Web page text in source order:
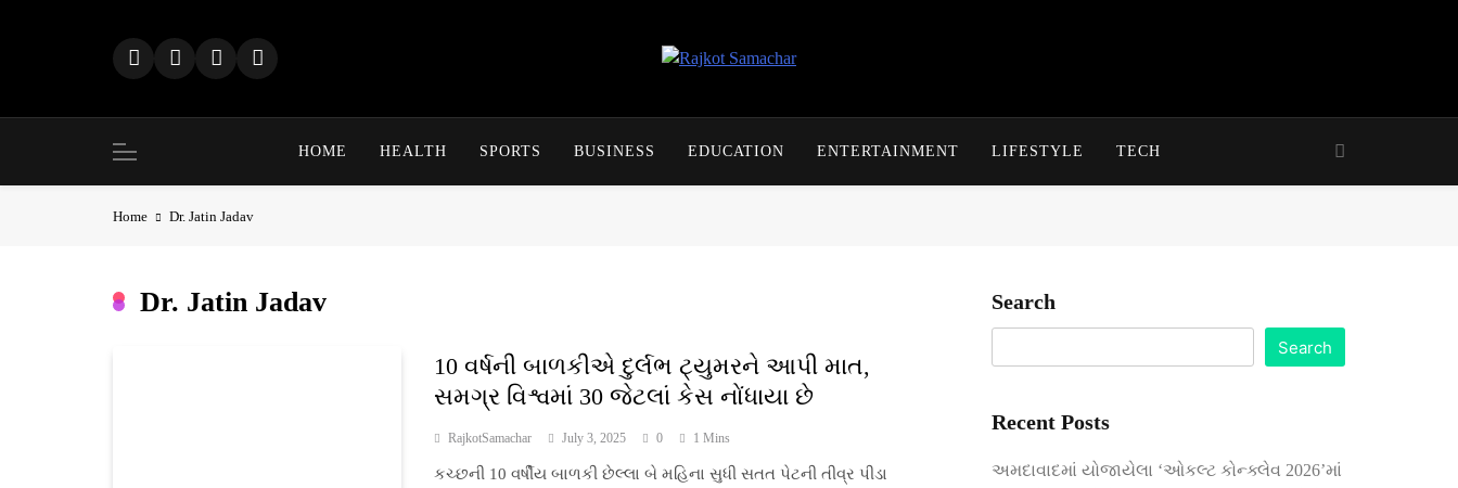
HOME HEALTH SPORTS BUSINESS EDUCATION ENTERTAINMENT LIFESTYLE TECH
Home Dr. Jatin Jadav
Dr. Jatin Jadav
10 વર્ષની બાળકીએ દુર્લભ ટ્યુમરને આપી માત,
સમગ્ર વિશ્વમાં 30 જેટલાં કેસ નોંધાયા છે
RajkotSamachar July 3, 2025 0 1 Mins
કચ્છની 10 વર્ષીય બાળકી છેલ્લા બે મહિના સુધી સતત પેટની તીવ્ર પીડા
Search
Search
Recent Posts
અમદાવાદમાં યોજાયેલા ‘ઓકલ્ટ કોન્ક્લેવ 2026’માં